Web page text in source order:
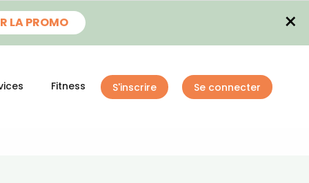
LA PROMO ×
Fitness S'inscrire Se connecter